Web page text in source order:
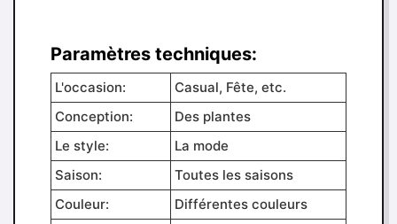
Paramètres techniques:
L'occasion:
Casual, Fête, etc.
Conception:
Des plantes
Le style:
La mode
Saison:
Toutes les saisons
Couleur:
Différentes couleurs